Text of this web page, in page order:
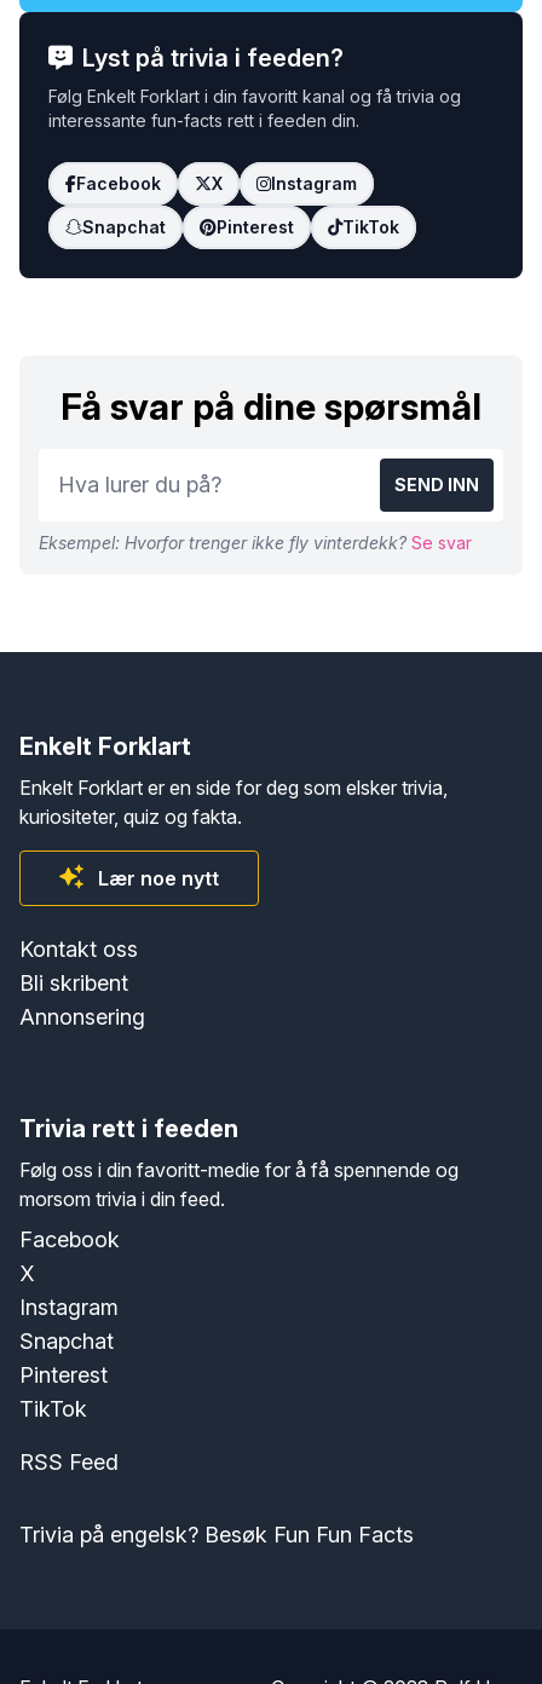
Lyst på trivia i feeden?
Følg Enkelt Forklart i din favoritt kanal og få trivia og
interessante fun-facts rett i feeden din.
Facebook X Instagram
Snapchat Pinterest TikTok
Få svar på dine spørsmål
SEND INN
Eksempel: Hvorfor trenger ikke fly vinterdekk? Se svar
Enkelt Forklart
Enkelt Forklart er en side for deg som elsker trivia,
kuriositeter, quiz og fakta.
Lær noe nytt
Kontakt oss
Bli skribent
Annonsering
Trivia rett i feeden
Følg oss i din favoritt-medie for å få spennende og
morsom trivia i din feed.
Facebook
X
Instagram
Snapchat
Pinterest
TikTok
RSS Feed
Trivia på engelsk? Besøk Fun Fun Facts